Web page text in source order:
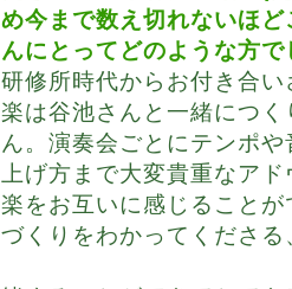
今まで数え切れないほ
にとってどのような方で
修所時代からお付き合
は谷池さんと一緒につ
。演奏会ごとにテンポ
げ方まで大変貴重なア
をお互いに感じること
くりをわかってくださ